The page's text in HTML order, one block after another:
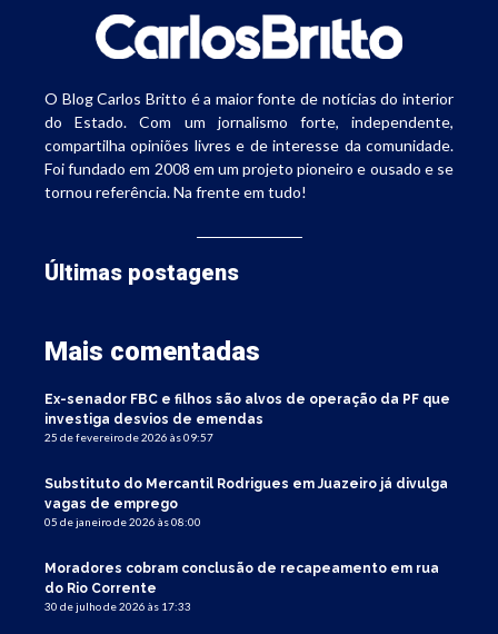
O Blog Carlos Britto é a maior fonte de notícias do interior
do Estado. Com um jornalismo forte, independente,
compartilha opiniões livres e de interesse da comunidade.
Foi fundado em 2008 em um projeto pioneiro e ousado e se
tornou referência. Na frente em tudo!
Últimas postagens
Mais comentadas
Ex-senador FBC e filhos são alvos de operação da PF que
investiga desvios de emendas
25 de fevereiro de 2026 às 09:57
Substituto do Mercantil Rodrigues em Juazeiro já divulga
vagas de emprego
05 de janeiro de 2026 às 08:00
Moradores cobram conclusão de recapeamento em rua
do Rio Corrente
30 de julho de 2026 às 17:33